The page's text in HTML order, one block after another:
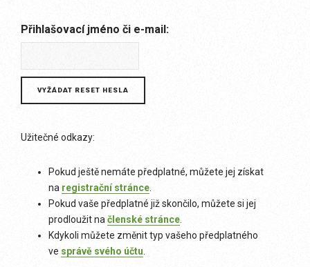
Přihlašovací jméno či e-mail:
Užitečné odkazy:
Pokud ještě nemáte předplatné, můžete jej získat
na registrační stránce
Pokud vaše předplatné již skončilo, můžete si jej
prodloužit načlenské stránce
Kdykoli můžete změnit typ vašeho předplatného
ve správě svého účtu